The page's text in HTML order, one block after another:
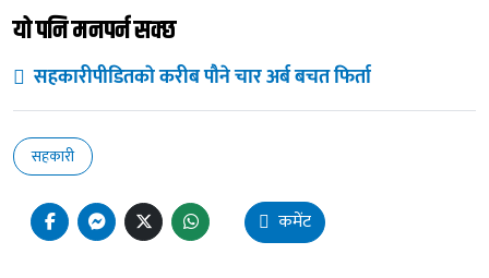
यो पनि मनपर्न सक्छ
सहकारीपीडितकाे करीब पौने चार अर्ब बचत फिर्ता
सहकारी
कमेंट